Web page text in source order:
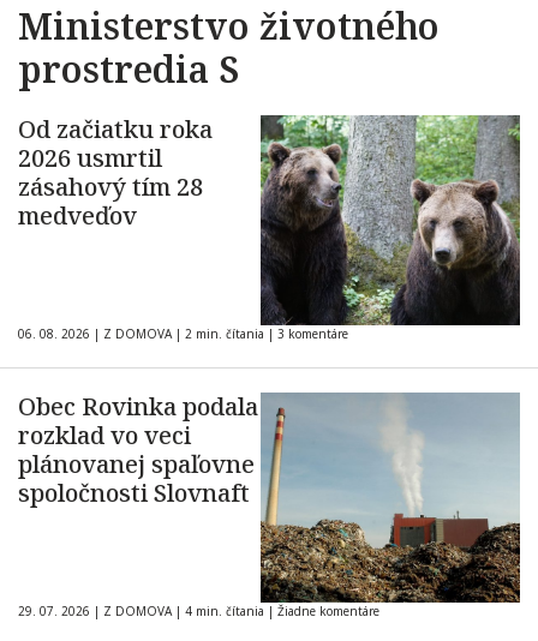
Ministerstvo životného
prostredia S
Od začiatku roka
2026 usmrtil
zásahový tím 28
medveďov
06. 08. 2026 | Z DOMOVA | 2 min. čítania | 3 komentáre
Obec Rovinka podala
rozklad vo veci
plánovanej spaľovne
spoločnosti Slovnaft
29. 07. 2026 | Z DOMOVA | 4 min. čítania | Žiadne komentáre